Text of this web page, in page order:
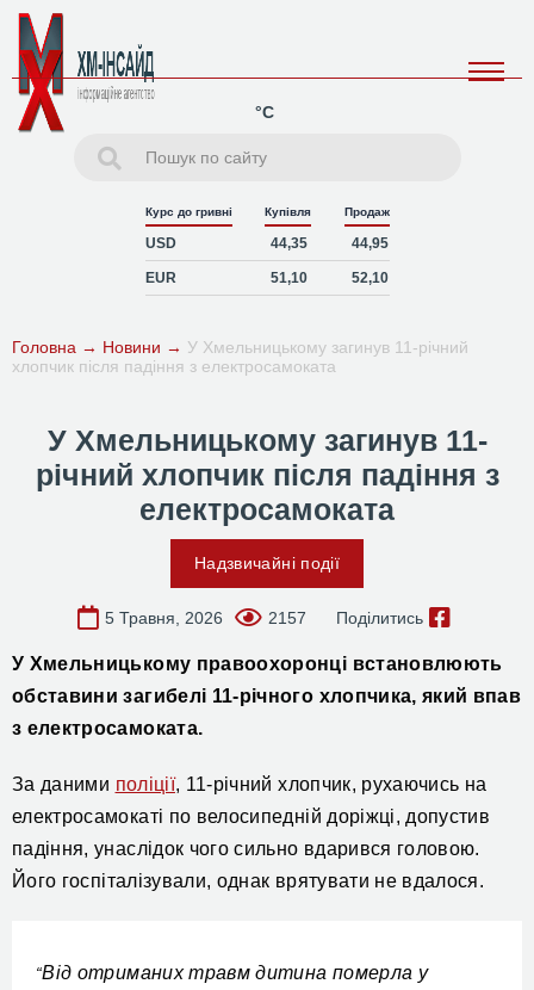
°C
Курс до гривні Купівля Продаж
USD 44,35 44,95
EUR 51,10 52,10
Головна → Новини → У Хмельницькому загинув 11-річний
хлопчик після падіння з електросамоката
У Хмельницькому загинув 11-
річний хлопчик після падіння з
електросамоката
Надзвичайні події
5 Травня, 2026 2157 Поділитись
У Хмельницькому правоохоронці встановлюють
обставини загибелі 11-річного хлопчика, який впав
з електросамоката.
За даними поліції, 11-річний хлопчик, рухаючись на
електросамокаті по велосипедній доріжці, допустив
падіння, унаслідок чого сильно вдарився головою.
Його госпіталізували, однак врятувати не вдалося.
“Від отриманих травм дитина померла у